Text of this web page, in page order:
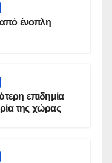
από ένοπλη
επιδημία
της χώρας